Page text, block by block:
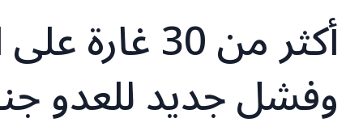
أكثر من 30
وفشل جديد للعدو